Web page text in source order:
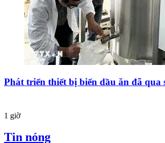
Phát triển thiết bị biến dầu ăn đã qua
1 giờ
Tin nóng